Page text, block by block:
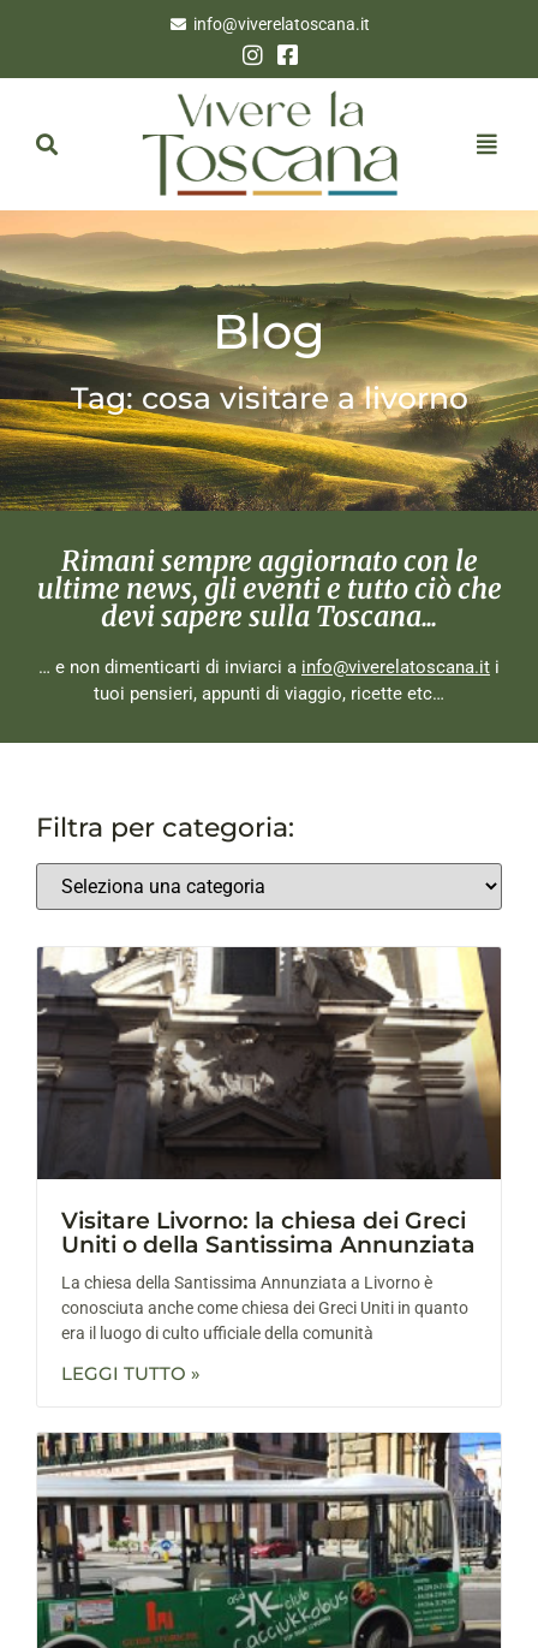
info@viverelatoscana.it
Blog
Tag: cosa visitare a livorno
Rimani sempre aggiornato con le
ultime news, gli eventi e tutto ciò che
devi sapere sulla Toscana...
… e non dimenticarti di inviarci a info@viverelatoscana.it i
tuoi pensieri, appunti di viaggio, ricette etc…
Filtra per categoria:
Visitare Livorno: la chiesa dei Greci
Uniti o della Santissima Annunziata
La chiesa della Santissima Annunziata a Livorno è
conosciuta anche come chiesa dei Greci Uniti in quanto
era il luogo di culto ufficiale della comunità
LEGGI TUTTO »